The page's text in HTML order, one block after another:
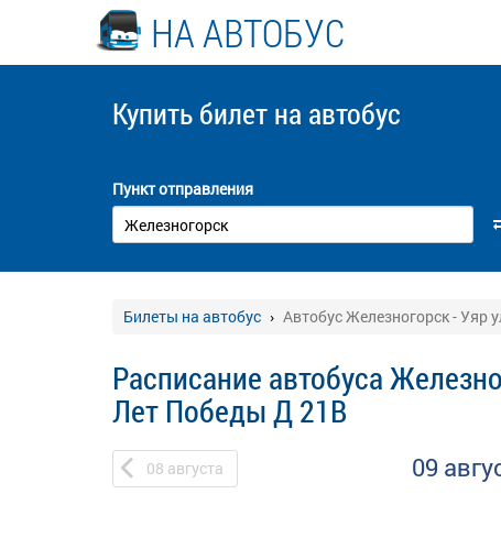
НА АВТОБУС
Купить билет на автобус
Пункт отправления
Билеты на автобус Автобус Железногорск - Уяр
Расписание автобуса
Лет Победы Д 21В
08 августа 09